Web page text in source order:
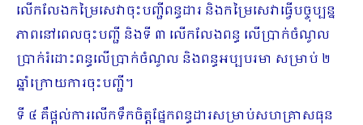
លើកលែងកម្រៃសេវាចុះបញ្ជីពន្ធដារ និងកម្រៃសេវាធ្វើបច្ចុប្បន្ន
ភាពនៅពេលចុះបញ្ជី និងទី ៣ លើកលែងពន្ធ លើប្រាក់ចំណូល
ប្រាក់រំដោះពន្ធលើប្រាក់ចំណូល និងពន្ធអប្បបរមា សម្រាប់ ២
ឆ្នាំក្រោយការចុះបញ្ជី។
ទី ៤ គឺផ្តល់ការលើកទឹកចិត្តផ្នែកពន្ធដារសម្រាប់សហគ្រាសធុន